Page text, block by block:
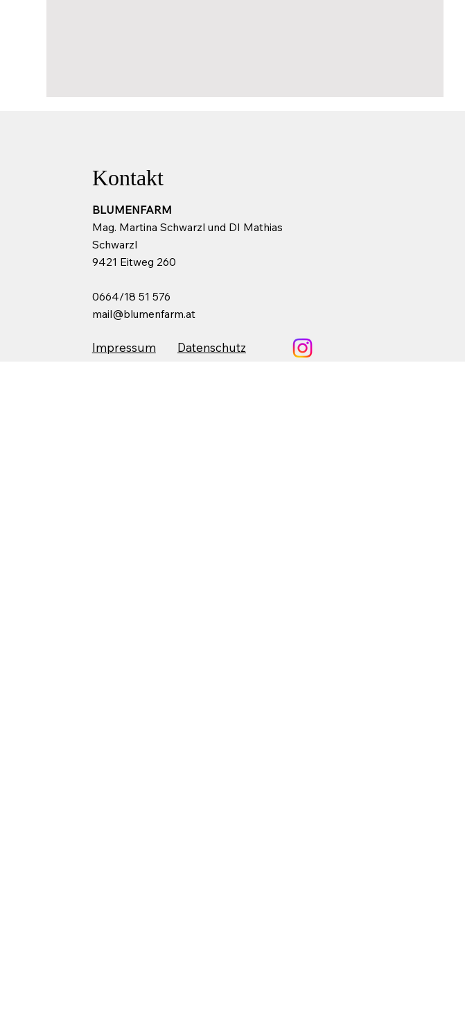
Kontakt
BLUMENFARM
Mag. Martina Schwarzl und DI Mathias
Schwarzl
9421 Eitweg 260
0664/18 51 576
mail@blumenfarm.at
Impressum Datenschutz